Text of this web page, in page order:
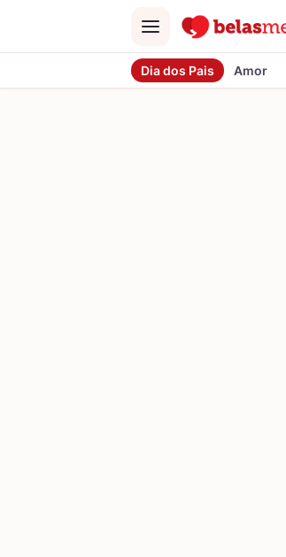
Menu
Dia dos Pais Amor